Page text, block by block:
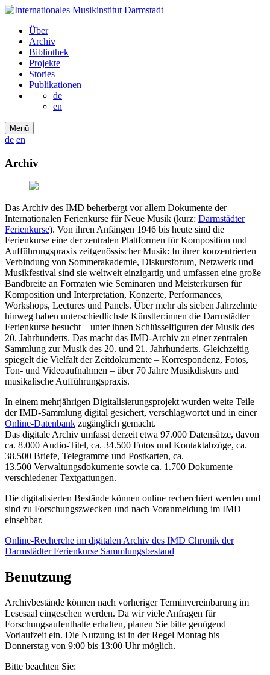
Über
Archiv
Bibliothek
Projekte
Stories
Publikationen
de
en
Menü
de en
Archiv
Das Archiv des IMD beherbergt vor allem Dokumente der
Internationalen Ferienkurse für Neue Musik (kurz: Darmstädter
Ferienkurse). Von ihren Anfängen 1946 bis heute sind die
Ferienkurse eine der zentralen Plattformen für Komposition und
Aufführungspraxis zeitgenössischer Musik: In ihrer konzentrierten
Verbindung von Sommerakademie, Diskursforum, Netzwerk und
Musikfestival sind sie weltweit einzigartig und umfassen eine große
Bandbreite an Formaten wie Seminaren und Meisterkursen für
Komposition und Interpretation, Konzerte, Performances,
Workshops, Lectures und Panels. Über mehr als sieben Jahrzehnte
hinweg haben unterschiedlichste Künstler:innen die Darmstädter
Ferienkurse besucht – unter ihnen Schlüsselfiguren der Musik des
20. Jahrhunderts. Das macht das IMD-Archiv zu einer zentralen
Sammlung zur Musik des 20. und 21. Jahrhunderts. Gleichzeitig
spiegelt die Vielfalt der Zeitdokumente – Korrespondenz, Fotos,
Ton- und Videoaufnahmen – über 70 Jahre Musikdiskurs und
musikalische Aufführungspraxis.
In einem mehrjährigen Digitalisierungsprojekt wurden weite Teile
der IMD-Sammlung digital gesichert, verschlagwortet und in einer
Online-Datenbank zugänglich gemacht.
Das digitale Archiv umfasst derzeit etwa 97.000 Datensätze, davon
ca. 8.000 Audio-Titel, ca. 34.500 Fotos und Kontaktabzüge, ca.
38.500 Briefe, Telegramme und Postkarten, ca.
13.500 Verwaltungsdokumente sowie ca. 1.700 Dokumente
verschiedener Textgattungen.
Die digitalisierten Bestände können online recherchiert werden und
sind zu Forschungszwecken und nach Voranmeldung im IMD
einsehbar.
Online-Recherche im digitalen Archiv des IMD Chronik der
Darmstädter Ferienkurse Sammlungsbestand
Benutzung
Archivbestände können nach vorheriger Terminvereinbarung im
Lesesaal eingesehen werden. Da wir viele Anfragen für
Forschungsaufenthalte erhalten, planen Sie bitte genügend
Vorlaufzeit ein. Die Nutzung ist in der Regel Montag bis
Donnerstag von 9:00 bis 13:00 Uhr möglich.
Bitte beachten Sie: